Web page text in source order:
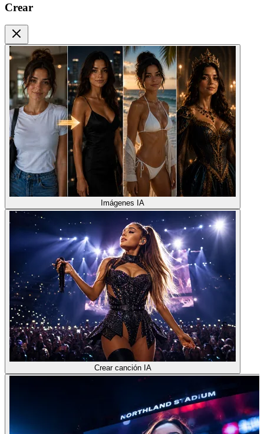
Crear
Imágenes IA
Crear canción IA